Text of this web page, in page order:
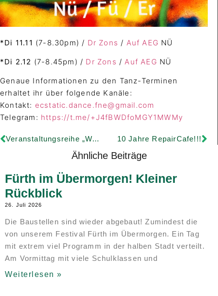
*Di 11.11 (7-8.30pm) / Dr Zons / Auf AEG NÜ
*Di 2.12 (7-8.45pm) / Dr Zons /Auf AEG NÜ
Genaue Informationen zu den Tanz-Terminen
erhaltet ihr über folgende Kanäle:
Kontakt: ecstatic.dance.fne@gmail.com
Telegram: https://t.me/+J4fBWDfoMGY1MWMy
Veranstaltungsreihe „Walk & Talk“ 10 Jahre RepairCafe!!!
Ähnliche Beiträge
Fürth im Übermorgen! Kleiner
Rückblick
26. Juli 2026
Die Baustellen sind wieder abgebaut! Zumindest die
von unserem Festival Fürth im Übermorgen. Ein Tag
mit extrem viel Programm in der halben Stadt verteilt.
Am Vormittag mit viele Schulklassen und
Weiterlesen »